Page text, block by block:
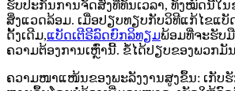
ຮັບປະກັນການຈັດສົ່ງທີ່ທັນເວລາ, ທັງໝົດນີ້ໃ
ສິ່ງແວດລ້ອມ. ເມື່ອປຽບທຽບກັບວິທີແກ້ໄຂແບັ
ດັ້ງເດີມ,ແບັດເຕີຣີລົດຍົກລິທຽມພ້ອມທີ່ຈະຮັບ
ຄວາມຕ້ອງການເຫຼົ່ານີ້. ຂໍ້ໄດ້ປຽບຂອງພວກມັ
ຄວາມໜາແໜ້ນຂອງພະລັງງານສູງຂຶ້ນ: ເກັບຮັ